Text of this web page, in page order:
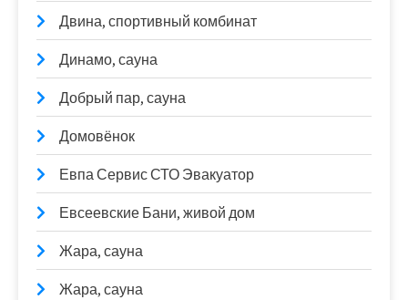
Двина, спортивный комбинат
Динамо, сауна
Добрый пар, сауна
Домовёнок
Евпа Сервис СТО Эвакуатор
Евсеевские Бани, живой дом
Жара, сауна
Жара, сауна